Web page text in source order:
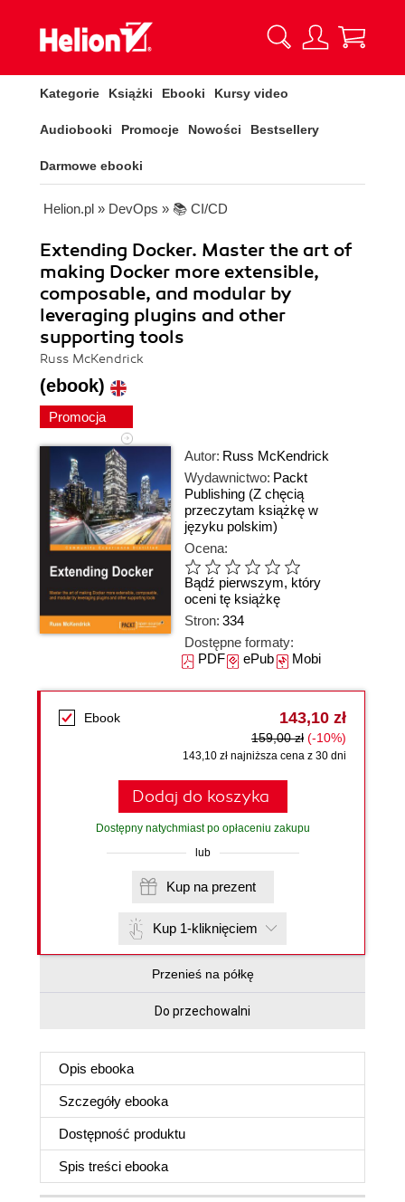
Kategorie Książki Ebooki Kursy video
Audiobooki Promocje Nowości Bestsellery
Darmowe ebooki
Helion.pl » DevOps » 📚 CI/CD
Extending Docker. Master the art of
making Docker more extensible,
composable, and modular by
leveraging plugins and other
supporting tools
Russ McKendrick
(ebook)
Promocja
Autor: Russ McKendrick
Wydawnictwo: Packt
Publishing (Z chęcią
przeczytam książkę w
języku polskim)
Ocena:
Bądź pierwszym, który
oceni tę książkę
Stron: 334
Dostępne formaty:
PDFePubMobi
Ebook 143,10 zł
159,00 zł (-10%)
143,10 zł najniższa cena z 30 dni
Dodaj do koszyka
Dostępny natychmiast po opłaceniu zakupu
lub
Kup na prezent
Kup 1-kliknięciem
Przenieś na półkę
Do przechowalni
Opis ebooka
Szczegóły ebooka
Dostępność produktu
Spis treści ebooka